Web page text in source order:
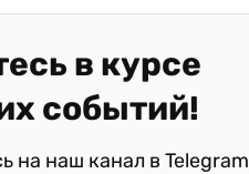
в курсе
событий!
на наш канал в Telegram